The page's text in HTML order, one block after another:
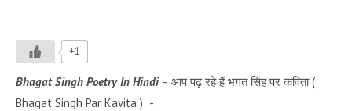
+1
Bhagat Singh Poetry In Hindi– आप पढ़ रहे हैं भगत सिंह पर कविता (
Bhagat Singh Par Kavita ) :-